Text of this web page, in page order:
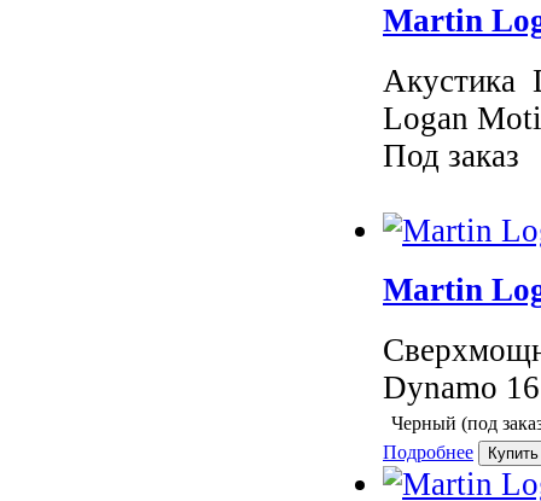
Martin
Акустика
Logan
Под заказ
Martin
Dynamo
Черный (под
Подробнее